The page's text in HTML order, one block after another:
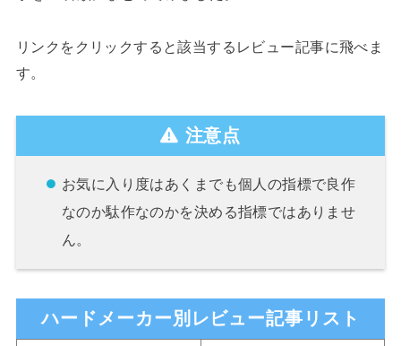
リンクをクリックすると該当するレビュー記事に飛べま
す。
注意点
お気に入り度はあくまでも個人の指標で良作
なのか駄作なのかを決める指標ではありませ
ん。
ハードメーカー別レビュー記事リスト